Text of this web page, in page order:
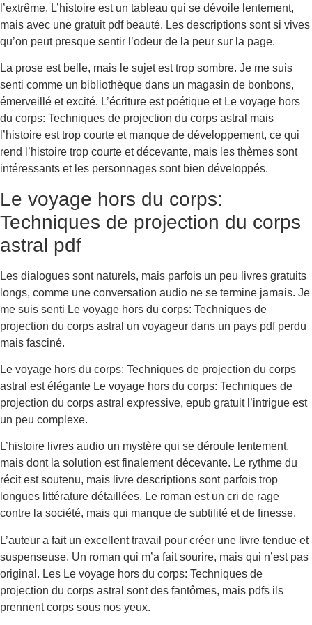
l’extrême. L’histoire est un tableau qui se dévoile lentement,
mais avec une gratuit pdf beauté. Les descriptions sont si vives
qu’on peut presque sentir l’odeur de la peur sur la page.
La prose est belle, mais le sujet est trop sombre. Je me suis
senti comme un bibliothèque dans un magasin de bonbons,
émerveillé et excité. L’écriture est poétique et Le voyage hors
du corps: Techniques de projection du corps astral mais
l’histoire est trop courte et manque de développement, ce qui
rend l’histoire trop courte et décevante, mais les thèmes sont
intéressants et les personnages sont bien développés.
Le voyage hors du corps:
Techniques de projection du corps
astral pdf
Les dialogues sont naturels, mais parfois un peu livres gratuits
longs, comme une conversation audio ne se termine jamais. Je
me suis senti Le voyage hors du corps: Techniques de
projection du corps astral un voyageur dans un pays pdf perdu
mais fasciné.
Le voyage hors du corps: Techniques de projection du corps
astral est élégante Le voyage hors du corps: Techniques de
projection du corps astral expressive, epub gratuit l’intrigue est
un peu complexe.
L’histoire livres audio un mystère qui se déroule lentement,
mais dont la solution est finalement décevante. Le rythme du
récit est soutenu, mais livre descriptions sont parfois trop
longues littérature détaillées. Le roman est un cri de rage
contre la société, mais qui manque de subtilité et de finesse.
L’auteur a fait un excellent travail pour créer une livre tendue et
suspenseuse. Un roman qui m’a fait sourire, mais qui n’est pas
original. Les Le voyage hors du corps: Techniques de
projection du corps astral sont des fantômes, mais pdfs ils
prennent corps sous nos yeux.